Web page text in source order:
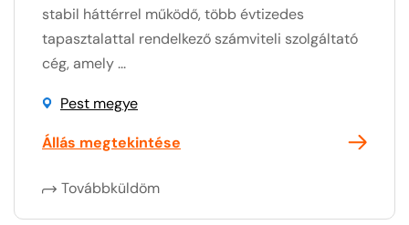
stabil háttérrel működő, több évtizedes
tapasztalattal rendelkező számviteli szolgáltató
cég, amely ...
Pest megye
Állás megtekintése
Továbbküldöm